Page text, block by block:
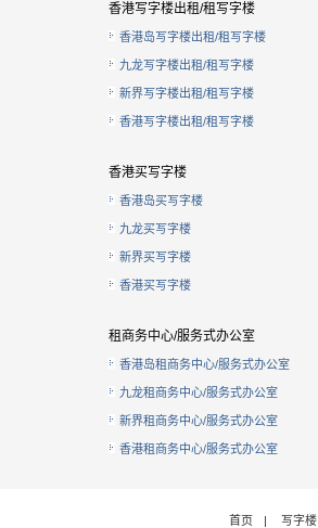
香港写字楼出租/租写字楼
香港岛写字楼出租/租写字楼
九龙写字楼出租/租写字楼
新界写字楼出租/租写字楼
香港写字楼出租/租写字楼
香港买写字楼
香港岛买写字楼
九龙买写字楼
新界买写字楼
香港买写字楼
租商务中心/服务式办公室
香港岛租商务中心/服务式办公室
九龙租商务中心/服务式办公室
新界租商务中心/服务式办公室
香港租商务中心/服务式办公室
首页 | 写字楼